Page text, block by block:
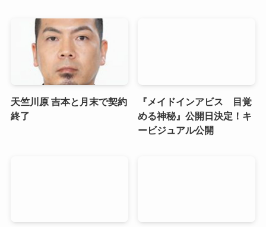
天竺川原 吉本と月末で契約
終了
『メイドインアビス 目覚
める神秘』公開日決定！キ
ービジュアル公開